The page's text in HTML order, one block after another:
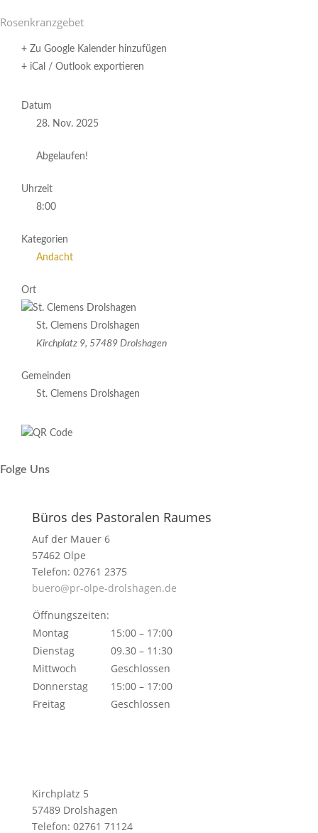
Rosen­kranz­gebet
+ Zu Google Kalender hinzufügen
+ iCal / Outlook exportieren
Datum
28. Nov. 2025
Abgelaufen!
Uhrzeit
8:00
Kategorien
Andacht
Ort
St. Clemens Drolshagen
Kirchplatz 9, 57489 Drolshagen
Gemeinden
St. Clemens Drolshagen
Folge Uns
Büros des Pastoralen Raumes
Auf der Mauer 6
57462 Olpe
Telefon: 02761 2375
buero@pr-olpe-drolshagen.de
Öffnungszeiten:
Montag
15:00 – 17:00
Dienstag
09.30 – 11:30
Mittwoch
Geschlossen
Donnerstag
15:00 – 17:00
Freitag
Geschlossen
Kirchplatz 5
57489 Drolshagen
Telefon: 02761 71124